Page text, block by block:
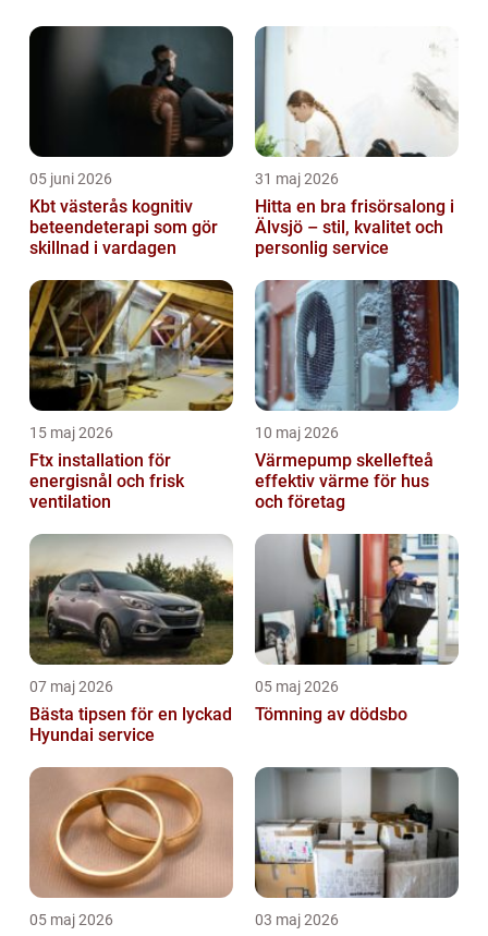
05 juni 2026
Kbt västerås kognitiv
beteendeterapi som gör
skillnad i vardagen
31 maj 2026
Hitta en bra frisörsalong i
Älvsjö – stil, kvalitet och
personlig service
15 maj 2026
Ftx installation för
energisnål och frisk
ventilation
10 maj 2026
Värmepump skellefteå
effektiv värme för hus
och företag
07 maj 2026
Bästa tipsen för en lyckad
Hyundai service
05 maj 2026
Tömning av dödsbo
05 maj 2026 03 maj 2026